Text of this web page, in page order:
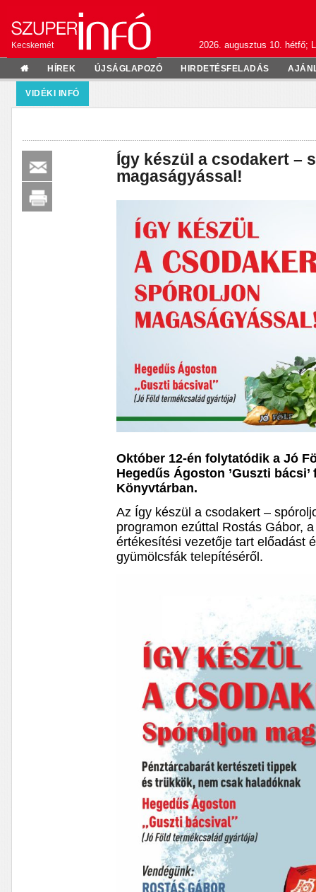
Kecskemét 2026. augusztus 10. hétfő;
HÍREK ÚJSÁGLAPOZÓ HIRDETÉSFELADÁS
VIDÉKI INFÓ
Így készül a csodakert –
magaságyással!
Október 12-én folytatódik a Jó
Hegedűs Ágoston ’Guszti
Könyvtárban.
Az Így készül a csodakert –
programon ezúttal Rostás Gábor,
értékesítési vezetője tart előadást
gyümölcsfák telepítéséről.